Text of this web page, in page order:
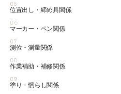
05
位置出し・締め具関係
06
マーカー・ペン関係
07
測位・測量関係
08
作業補助・補修関係
09
塗り・慣らし関係